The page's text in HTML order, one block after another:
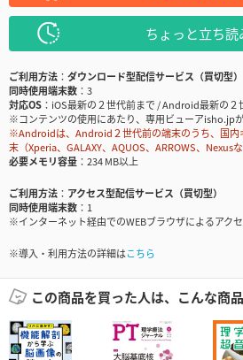
ちょっと立ち読
ご利用方法
ダウンロード型配信サービス（買切型）
同時使用端末数
3
対応OS
iOS最新の２世代前まで / Android最新の２
※コンテンツの使用にあたり、専用ビューアisho.jp
※Androidは、Android２世代前の端末のうち、国内
末（Xperia、GALAXY、AQUOS、ARROWS、Nexus
必要メモリ容量
234 MB以上
ご利用方法
アクセス型配信サービス（買切型）
同時使用端末数
1
※インターネット経由でのWEBブラウザによるアク
※導入・利用方法の詳細はこちら
この商品を買った人は、こんな商品